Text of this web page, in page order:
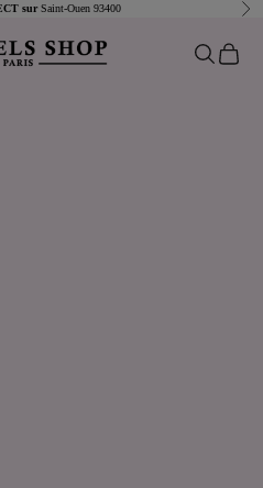
surSaint-Ouen 93400
Ouvrir la
Voir